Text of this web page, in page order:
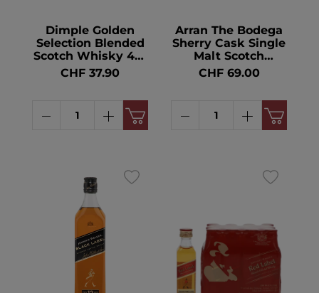
Dimple Golden
Selection Blended
Scotch Whisky 40°
70cl
CHF 37.90
Arran The Bodega
Sherry Cask Single
Malt Scotch
Whisky 55.8° 70cl
CHF 69.00